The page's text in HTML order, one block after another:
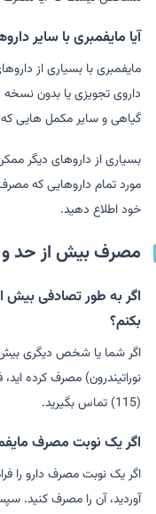
آیا مایفمبری با سایر
مایفمبری با بسیاری از
گیاهی و سایر مکمل هایی
بسیاری از داروهای دیگر
مورد تمام داروهایی که
خود اطلاع دهید.
مصرف بیش از حد و
اگر به طور تصادفی بیش
بکنم؟
اگر شما یا شخص دیگری بیش
نوراتیندرون) مصرف کرده
(115) تماس بگیرید.
اگر یک نوبت مصرف
اگر یک نوبت مصرف دارو را
آوردید، آن را مصرف کنید.